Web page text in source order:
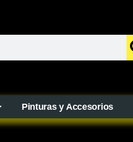
Pinturas y Accesorios